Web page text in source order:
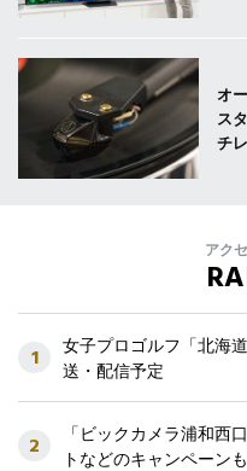
オ
ス
チ
アク
1
女子プロゴルフ「北海
送・配信予定
2
「ビックカメラ浦和
トなどのキャンペーンも